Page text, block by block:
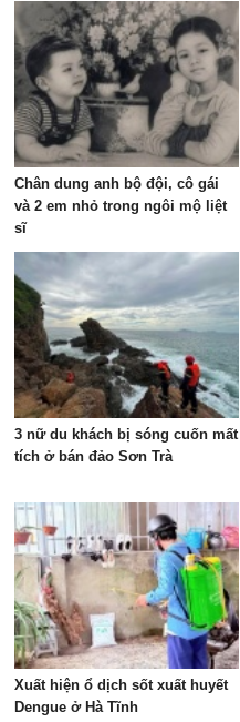
Chân dung anh bộ đội, cô gái
và 2 em nhỏ trong ngôi mộ liệt
sĩ
3 nữ du khách bị sóng cuốn mất
tích ở bán đảo Sơn Trà
Xuất hiện ổ dịch sốt xuất huyết
Dengue ở Hà Tĩnh